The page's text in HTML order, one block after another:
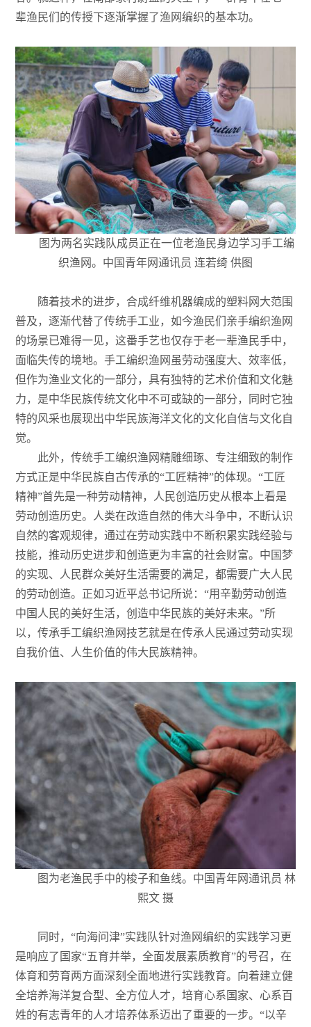
辈渔民们的传授下逐渐掌握了渔网编织的基本功。
图为两名实践队成员正在一位老渔民身边学习手工编
织渔网。中国青年网通讯员 连若绮 供图
随着技术的进步，合成纤维机器编成的塑料网大范围
普及，逐渐代替了传统手工业，如今渔民们亲手编织渔网
的场景已难得一见，这番手艺也仅存于老一辈渔民手中，
面临失传的境地。手工编织渔网虽劳动强度大、效率低，
但作为渔业文化的一部分，具有独特的艺术价值和文化魅
力，是中华民族传统文化中不可或缺的一部分，同时它独
特的风采也展现出中华民族海洋文化的文化自信与文化自
觉。
此外，传统手工编织渔网精雕细琢、专注细致的制作
方式正是中华民族自古传承的“工匠精神”的体现。“工匠
精神”首先是一种劳动精神，人民创造历史从根本上看是
劳动创造历史。人类在改造自然的伟大斗争中，不断认识
自然的客观规律，通过在劳动实践中不断积累实践经验与
技能，推动历史进步和创造更为丰富的社会财富。中国梦
的实现、人民群众美好生活需要的满足，都需要广大人民
的劳动创造。正如习近平总书记所说：“用辛勤劳动创造
中国人民的美好生活，创造中华民族的美好未来。”所
以，传承手工编织渔网技艺就是在传承人民通过劳动实现
自我价值、人生价值的伟大民族精神。
图为老渔民手中的梭子和鱼线。中国青年网通讯员 林
熙文 摄
同时，“向海问津”实践队针对渔网编织的实践学习更
是响应了国家“五育并举，全面发展素质教育”的号召，在
体育和劳育两方面深刻全面地进行实践教育。向着建立健
全培养海洋复合型、全方位人才，培育心系国家、心系百
姓的有志青年的人才培养体系迈出了重要的一步。“以辛